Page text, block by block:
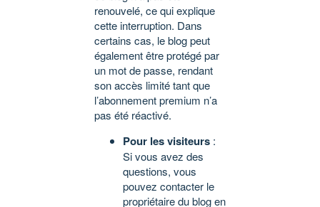
renouvelé, ce qui explique
cette interruption. Dans
certains cas, le blog peut
également être protégé par
un mot de passe, rendant
son accès limité tant que
l’abonnement premium n’a
pas été réactivé.
Pour les visiteurs :
Si vous avez des
questions, vous
pouvez contacter le
propriétaire du blog en